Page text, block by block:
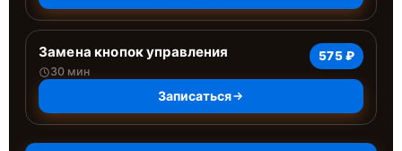
Замена кнопок управления
30 мин
575 ₽
Записаться